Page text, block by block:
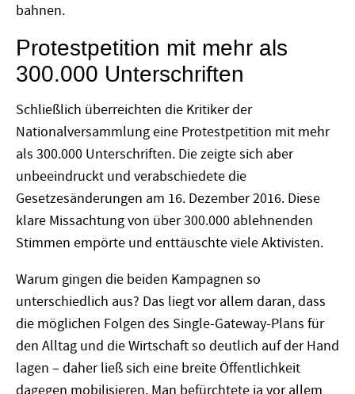
bahnen.
Protestpetition mit mehr als
300.000 Unterschriften
Schließlich überreichten die Kritiker der
Nationalversammlung eine Protestpetition mit mehr
als 300.000 Unterschriften. Die zeigte sich aber
unbeeindruckt und verabschiedete die
Gesetzesänderungen am 16. Dezember 2016. Diese
klare Missachtung von über 300.000 ablehnenden
Stimmen empörte und enttäuschte viele Aktivisten.
Warum gingen die beiden Kampagnen so
unterschiedlich aus? Das liegt vor allem daran, dass
die möglichen Folgen des Single-Gateway-Plans für
den Alltag und die Wirtschaft so deutlich auf der Hand
lagen – daher ließ sich eine breite Öffentlichkeit